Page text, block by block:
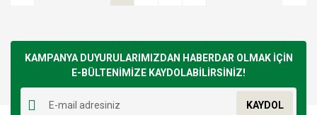
KAMPANYA DUYURULARIMIZDAN HABERDAR OLMAK İÇİN
E-BÜLTENİMİZE KAYDOLABİLİRSİNİZ!
KAYDOL